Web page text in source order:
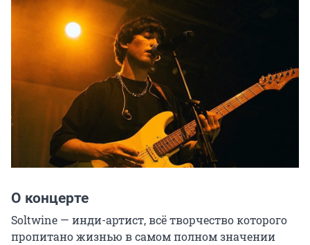
О концерте
Soltwine — инди-артист, всё творчество которого
пропитано жизнью в самом полном значении